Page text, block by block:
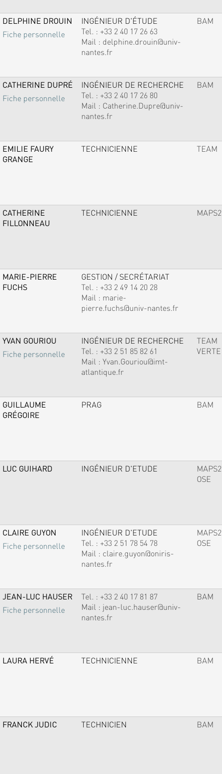
DELPHINE DROUIN
Fiche personnelle
INGÉNIEUR D'ÉTUDE
Tel. : +33 2 40 17 26 63
Mail : delphine.drouin@univ-
nantes.fr
BAM
CATHERINE DUPRÉ
Fiche personnelle
INGÉNIEUR DE RECHERCHE
Tel. : +33 2 40 17 26 80
Mail : Catherine.Dupre@univ-
nantes.fr
BAM
EMILIE FAURY
GRANGE
TECHNICIENNE TEAM
CATHERINE
FILLONNEAU
TECHNICIENNE MAPS2
MARIE-PIERRE
FUCHS
GESTION / SECRÉTARIAT
Tel. : +33 2 49 14 20 28
Mail : marie-
pierre.fuchs@univ-nantes.fr
YVAN GOURIOU
Fiche personnelle
INGÉNIEUR DE RECHERCHE
Tel. : +33 2 51 85 82 61
Mail : Yvan.Gouriou@imt-
atlantique.fr
TEAM
VERTE
GUILLAUME
GRÉGOIRE
PRAG BAM
LUC GUIHARD INGÉNIEUR D'ETUDE
MAPS2
OSE
CLAIRE GUYON
Fiche personnelle
INGÉNIEUR D'ETUDE
Tel. : +33 2 51 78 54 78
Mail : claire.guyon@oniris-
nantes.fr
MAPS2
OSE
JEAN-LUC HAUSER
Fiche personnelle
Tel. : +33 2 40 17 81 87
Mail : jean-luc.hauser@univ-
nantes.fr
BAM
LAURA HERVÉ TECHNICIENNE BAM
FRANCK JUDIC TECHNICIEN BAM